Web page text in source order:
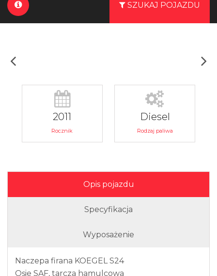
SZUKAJ POJAZDU
2011
Rocznik
Diesel
Rodzaj paliwa
Opis pojazdu
Specyfikacja
Wyposażenie
Naczepa firana KOEGEL S24
Osie SAF, tarcza hamulcowa